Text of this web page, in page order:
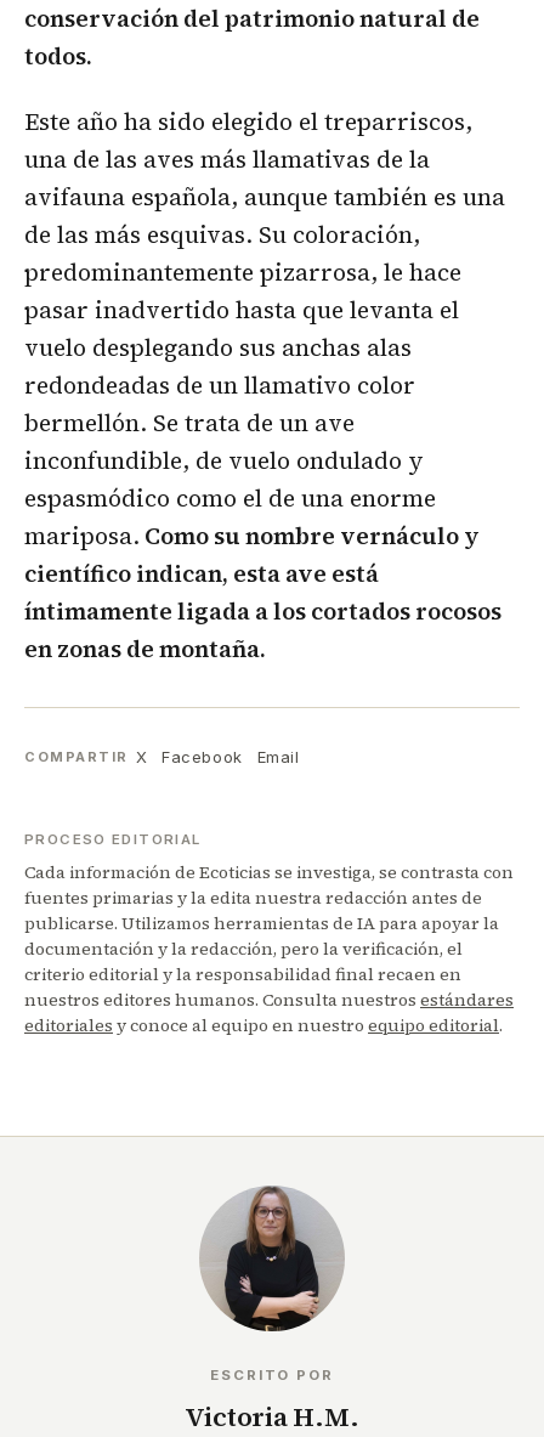
conservación del patrimonio natural de
todos.
Este año ha sido elegido el treparriscos,
una de las aves más llamativas de la
avifauna española, aunque también es una
de las más esquivas. Su coloración,
predominantemente pizarrosa, le hace
pasar inadvertido hasta que levanta el
vuelo desplegando sus anchas alas
redondeadas de un llamativo color
bermellón. Se trata de un ave
inconfundible, de vuelo ondulado y
espasmódico como el de una enorme
mariposa. Como su nombre vernáculo y
científico indican, esta ave está
íntimamente ligada a los cortados rocosos
en zonas de montaña.
COMPARTIR X Facebook Email
PROCESO EDITORIAL
Cada información de Ecoticias se investiga, se contrasta con
fuentes primarias y la edita nuestra redacción antes de
publicarse. Utilizamos herramientas de IA para apoyar la
documentación y la redacción, pero la verificación, el
criterio editorial y la responsabilidad final recaen en
nuestros editores humanos. Consulta nuestros estándares
editoriales y conoce al equipo en nuestro equipo editorial.
ESCRITO POR
Victoria H.M.